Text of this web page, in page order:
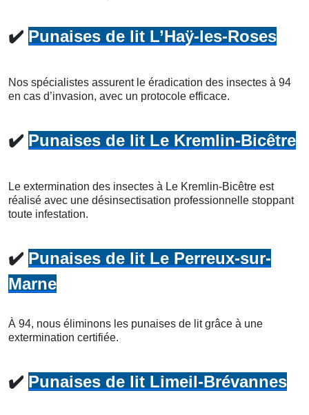
✔️ Punaises de lit L’Haÿ-les-Roses
Nos spécialistes assurent le éradication des insectes à 94
en cas d’invasion, avec un protocole efficace.
✔️ Punaises de lit Le Kremlin-Bicêtre
Le extermination des insectes à Le Kremlin-Bicêtre est
réalisé avec une désinsectisation professionnelle stoppant
toute infestation.
✔️ Punaises de lit Le Perreux-sur-
Marne
À 94, nous éliminons les punaises de lit grâce à une
extermination certifiée.
✔️ Punaises de lit Limeil-Brévannes